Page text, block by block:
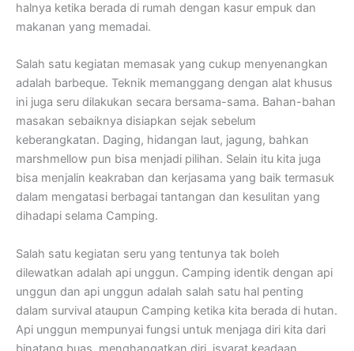
halnya ketika berada di rumah dengan kasur empuk dan
makanan yang memadai.
Salah satu kegiatan memasak yang cukup menyenangkan
adalah barbeque. Teknik memanggang dengan alat khusus
ini juga seru dilakukan secara bersama-sama. Bahan-bahan
masakan sebaiknya disiapkan sejak sebelum
keberangkatan. Daging, hidangan laut, jagung, bahkan
marshmellow pun bisa menjadi pilihan. Selain itu kita juga
bisa menjalin keakraban dan kerjasama yang baik termasuk
dalam mengatasi berbagai tantangan dan kesulitan yang
dihadapi selama Camping.
Salah satu kegiatan seru yang tentunya tak boleh
dilewatkan adalah api unggun. Camping identik dengan api
unggun dan api unggun adalah salah satu hal penting
dalam survival ataupun Camping ketika kita berada di hutan.
Api unggun mempunyai fungsi untuk menjaga diri kita dari